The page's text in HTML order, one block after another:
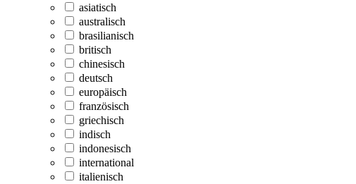
asiatisch
australisch
brasilianisch
britisch
chinesisch
deutsch
europäisch
französisch
griechisch
indisch
indonesisch
international
italienisch